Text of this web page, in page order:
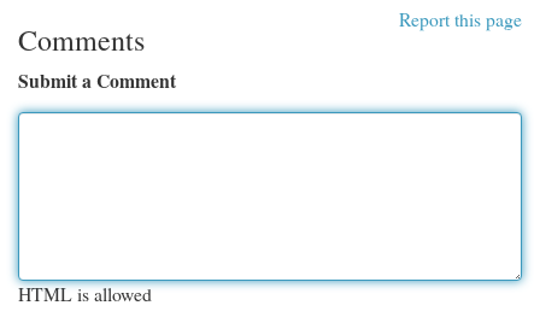
Report this page
Comments
Submit a Comment
HTML is allowed